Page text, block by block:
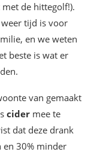
de hittegolf!).
tijd is voor
en we weten
beste is wat er
van gemaakt
cider mee te
dat deze drank
en 30% minder